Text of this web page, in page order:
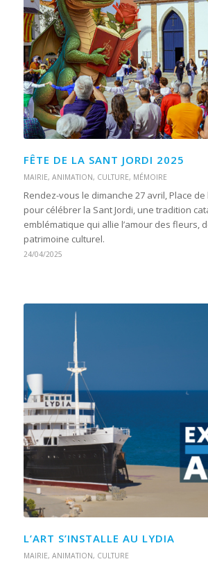
FÊTE DE LA SANT JORDI 2025
MAIRIE, ANIMATION, CULTURE, MÉMOIRE
Rendez-vous le dimanche 27 avril, Place
pour célébrer la Sant Jordi, une tradition
emblématique qui allie l’amour des fleurs,
patrimoine culturel.
24/04/2025
L’ART S’INSTALLE AU LYDIA
MAIRIE, ANIMATION, CULTURE